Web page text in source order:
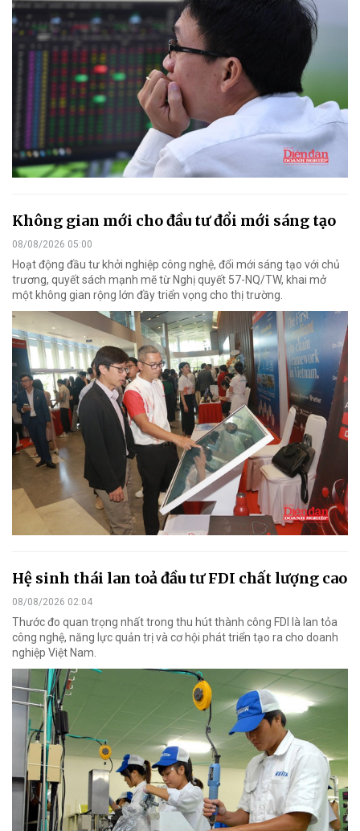
Không gian mới cho đầu tư đổi mới sáng tạo
08/08/2026 05:00
Hoạt động đầu tư khởi nghiệp công nghệ, đổi mới sáng tạo với chủ
trương, quyết sách mạnh mẽ từ Nghị quyết 57-NQ/TW, khai mở
một không gian rộng lớn đầy triển vọng cho thị trường.
Hệ sinh thái lan toả đầu tư FDI chất lượng cao
08/08/2026 02:04
Thước đo quan trọng nhất trong thu hút thành công FDI là lan tỏa
công nghệ, năng lực quản trị và cơ hội phát triển tạo ra cho doanh
nghiệp Việt Nam.